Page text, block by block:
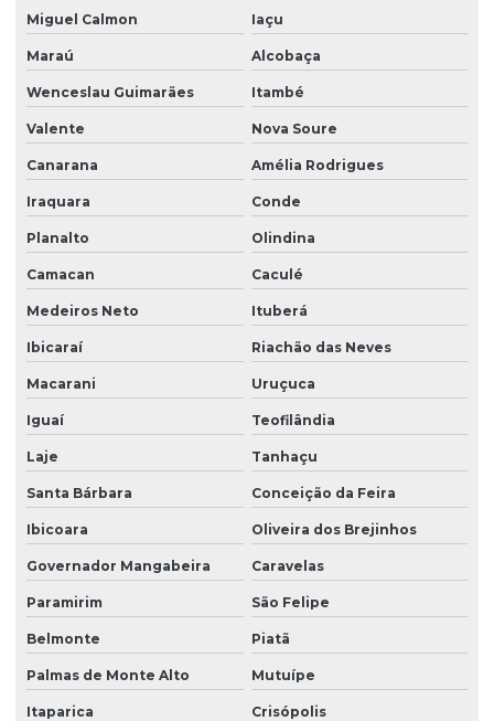
Georreferenciamento rural na bahia
Georreferenciamento rural em vitória da conquista
Georreferenciamento topografia
Gestão ambiental de áreas degradadas
Gestão de condicionantes ambientais em projetos
Gestão de licenciamento ambiental contínuo
Inventário florestal
Inventário florestal bahia
Mapeamento aéreo com drone
Mapeamento aéreo com drone na bahia
Mapeamento aéreo com drone em vitória da conquista
Mapeamento de área
Mapeamento de área com drone
Mapeamento de área com drone em vitória da conquista
Meio ambiente consultoria
Monitoramento ambiental com drones
Monitoramento ambiental empresas
Miguel Calmon Iaçu
Maraú Alcobaça
Wenceslau Guimarães Itambé
Valente Nova Soure
Canarana Amélia Rodrigues
Iraquara Conde
Planalto Olindina
Camacan Caculé
Medeiros Neto Ituberá
Ibicaraí Riachão das Neves
Macarani Uruçuca
Iguaí Teofilândia
Laje Tanhaçu
Santa Bárbara Conceição da Feira
Ibicoara Oliveira dos Brejinhos
Governador Mangabeira Caravelas
Paramirim São Felipe
Belmonte Piatã
Palmas de Monte Alto Mutuípe
Itaparica Crisópolis